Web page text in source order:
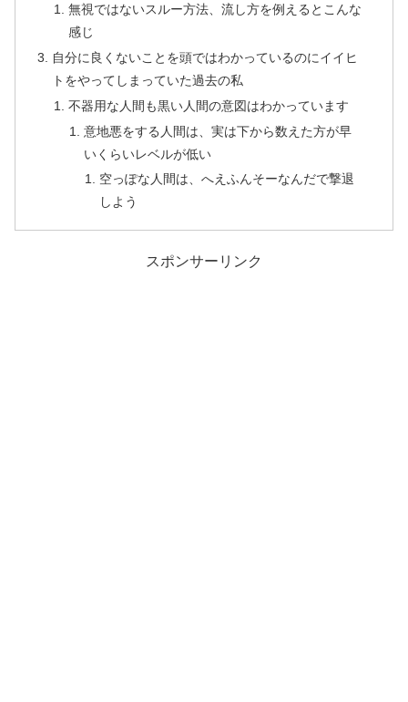
無視ではないスルー方法、流し方を例えるとこんな
感じ
自分に良くないことを頭ではわかっているのにイイヒ
トをやってしまっていた過去の私
不器用な人間も黒い人間の意図はわかっています
意地悪をする人間は、実は下から数えた方が早
いくらいレベルが低い
空っぽな人間は、へえふんそーなんだで撃退
しよう
スポンサーリンク